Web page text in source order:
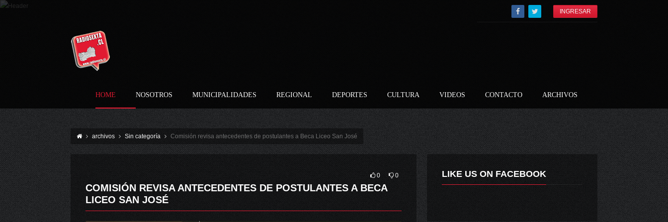
INGRESAR
HOME NOSOTROS MUNICIPALIDADES REGIONAL DEPORTES CULTURA VIDEOS CONTACTO ARCHIVOS
archivos Sin categoría Comisión revisa antecedentes de postulantes a Beca Liceo San José
0 0
COMISIÓN REVISA ANTECEDENTES DE POSTULANTES A BECA
LICEO SAN JOSÉ
LIKE US ON FACEBOOK